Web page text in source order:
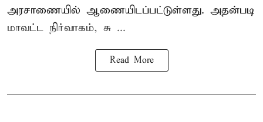
அரசாணையில் ஆணையிடப்பட்டுள்ளது. அதன்படி
மாவட்ட நிர்வாகம், சு ...
Read More